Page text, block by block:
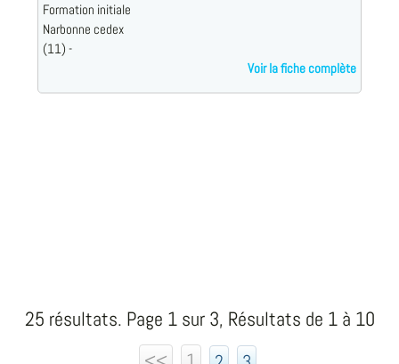
Formation initiale
Narbonne cedex
(11) -
Voir la fiche complète
25 résultats. Page 1 sur 3, Résultats de 1 à 10